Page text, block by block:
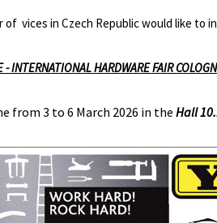
of vices in Czech Republic would like to
INTERNATIONAL HARDWARE FAIR
from 3 to 6 March 2026 in the Hall